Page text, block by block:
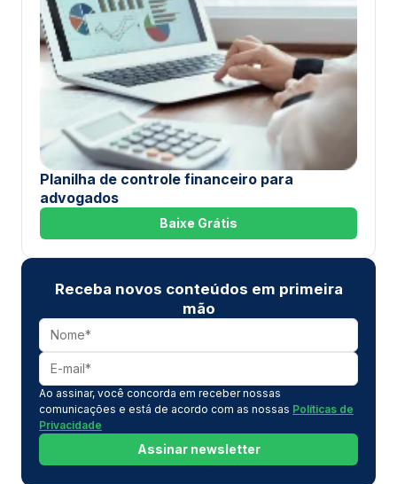
Planilha de controle financeiro para
advogados
Baixe Grátis
Receba novos conteúdos em primeira
mão
Ao assinar, você concorda em receber nossas
comunicações e está de acordo com as nossas Políticas de
Privacidade
Assinar newsletter